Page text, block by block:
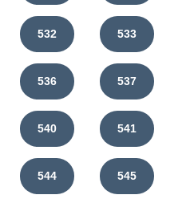
532 533
536 537
540 541
544 545